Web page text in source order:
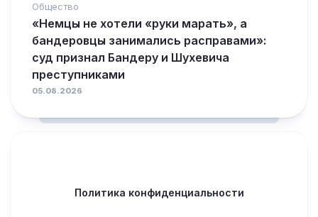
Общество
«Немцы не хотели «руки марать», а
бандеровцы занимались расправами»:
суд признал Бандеру и Шухевича
преступниками
05.08.2026
Политика конфиденциальности